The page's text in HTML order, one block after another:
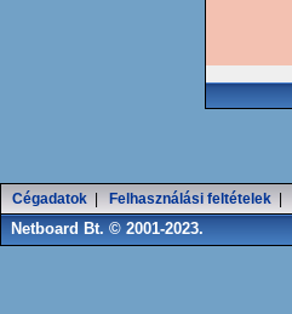
Cégadatok Felhasználási feltételek
Netboard Bt. © 2001-2023.